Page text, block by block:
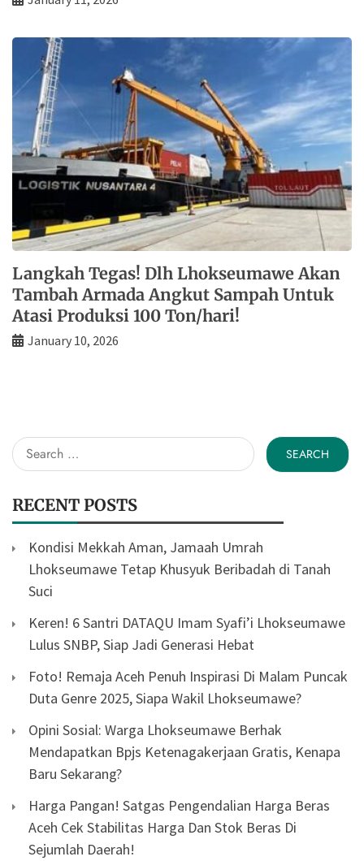
Langkah Tegas! Dlh Lhokseumawe Akan
Tambah Armada Angkut Sampah Untuk
Atasi Produksi 100 Ton/hari!
January 10, 2026
Search
for:
RECENT POSTS
Kondisi Mekkah Aman, Jamaah Umrah
Lhokseumawe Tetap Khusyuk Beribadah di Tanah
Suci
Keren! 6 Santri DATAQU Imam Syafi’i Lhokseumawe
Lulus SNBP, Siap Jadi Generasi Hebat
Foto! Remaja Aceh Penuh Inspirasi Di Malam Puncak
Duta Genre 2025, Siapa Wakil Lhokseumawe?
Opini Sosial: Warga Lhokseumawe Berhak
Mendapatkan Bpjs Ketenagakerjaan Gratis, Kenapa
Baru Sekarang?
Harga Pangan! Satgas Pengendalian Harga Beras
Aceh Cek Stabilitas Harga Dan Stok Beras Di
Sejumlah Daerah!